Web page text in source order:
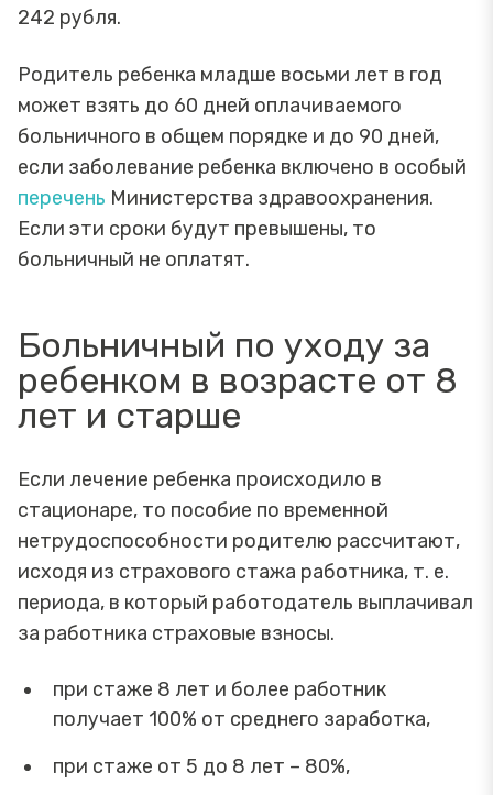
242 рубля.
Родитель ребенка младше восьми лет в год
может взять до 60 дней оплачиваемого
больничного в общем порядке и до 90 дней,
если заболевание ребенка включено в особый
перечень Министерства здравоохранения.
Если эти сроки будут превышены, то
больничный не оплатят.
Больничный по уходу за
ребенком в возрасте от 8
лет и старше
Если лечение ребенка происходило в
стационаре, то пособие по временной
нетрудоспособности родителю рассчитают,
исходя из страхового стажа работника, т. е.
периода, в который работодатель выплачивал
за работника страховые взносы.
при стаже 8 лет и более работник
получает 100% от среднего заработка,
при стаже от 5 до 8 лет – 80%,